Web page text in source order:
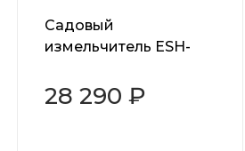
Садовый
измельчитель ESH-
28 290 ₽